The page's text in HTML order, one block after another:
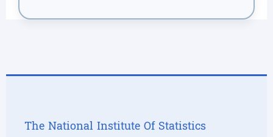
Orthopaedic Surgery
The National Institute Of Statistics